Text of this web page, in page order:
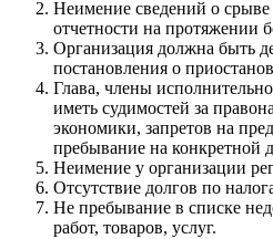
Неимение сведений о срыве
отчетности на протяжении
Организация должна быть
постановления о
Глава, члены
иметь судимостей за
экономики, запретов на
пребывание на конкретной
Неимение у организации
Отсутствие долгов по
Не пребывание в списке
работ, товаров, услуг.